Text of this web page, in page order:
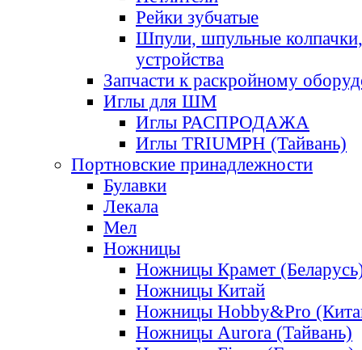
Рейки зубчатые
Шпули, шпульные
устройства
Запчасти к раскройному
Иглы для ШМ
Иглы РАСПРОДАЖА
Иглы TRIUMPH (Тайвань)
Портновские принадлежности
Булавки
Лекала
Мел
Ножницы
Ножницы Крамет
Ножницы Китай
Ножницы Hobby&Pro
Ножницы Aurora (Тайвань)